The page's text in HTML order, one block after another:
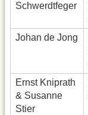
Schwerdtfeger
Johan de Jong
Ernst Kniprath
& Susanne
Stier